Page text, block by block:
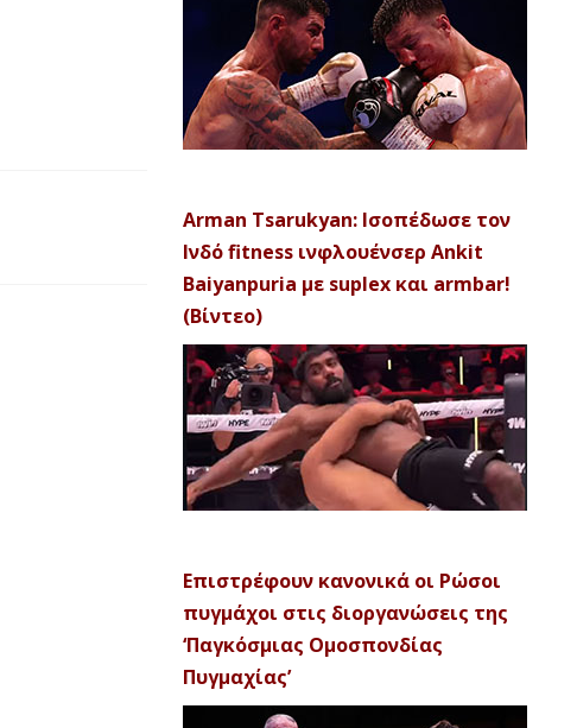
Arman Tsarukyan: Ισοπέδωσε τον
Ινδό fitness ινφλουένσερ Ankit
Baiyanpuria με suplex και armbar!
(Βίντεο)
Επιστρέφουν κανονικά οι Ρώσοι
πυγμάχοι στις διοργανώσεις της
‘Παγκόσμιας Ομοσπονδίας
Πυγμαχίας’